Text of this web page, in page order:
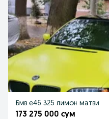
Бмв е46 325 лимон матви
173 275 000 сум